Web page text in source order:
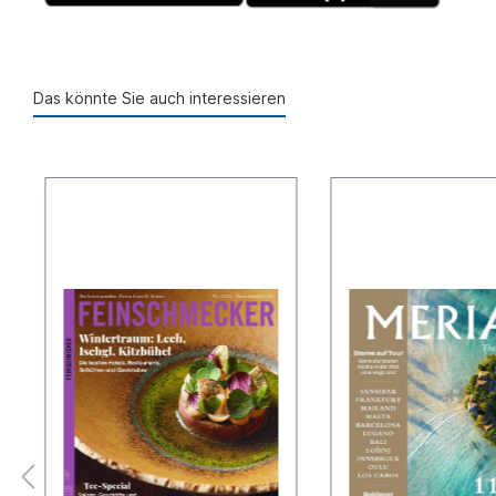
Das könnte Sie auch interessieren